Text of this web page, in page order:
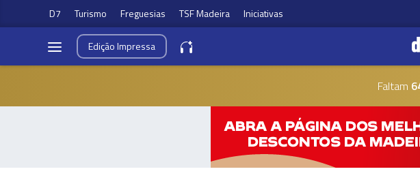
D7 Turismo Freguesias TSF Madeira Iniciativas
EdiçãoImpressa
Faltam